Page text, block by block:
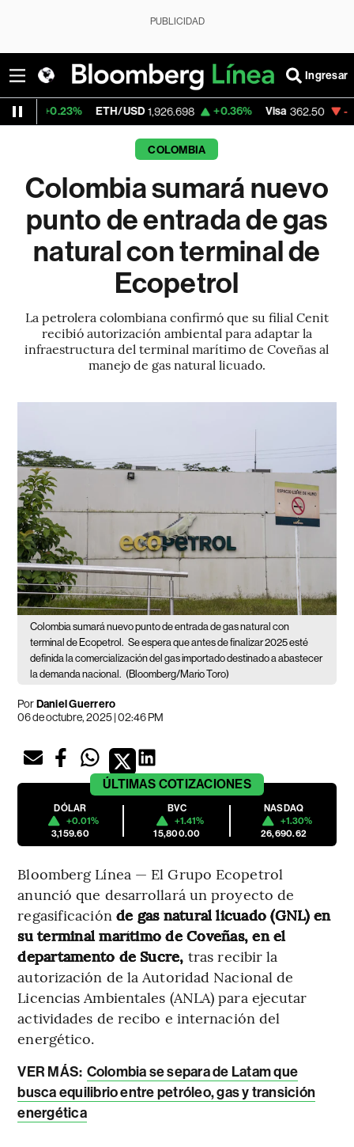
PUBLICIDAD
Ingresar
ETH/USD 1,926.698 +0.36% Visa 362.50 -2.15%
COLOMBIA
Colombia sumará nuevo
punto de entrada de gas
natural con terminal de
Ecopetrol
La petrolera colombiana confirmó que su filial Cenit
recibió autorización ambiental para adaptar la
infraestructura del terminal marítimo de Coveñas al
manejo de gas natural licuado.
Colombia sumará nuevo punto de entrada de gas natural con
terminal de Ecopetrol. Se espera que antes de finalizar 2025 esté
definida la comercialización del gas importado destinado a abastecer
la demanda nacional. (Bloomberg/Mario Toro)
PorDaniel Guerrero
06 de octubre, 2025 | 02:46 PM
ÚLTIMAS COTIZACIONES
DÓLAR
+0.01%
3,159.60
BVC
+1.41%
15,800.00
NASDAQ
+1.30%
26,690.62
Bloomberg Línea — El Grupo Ecopetrol
anunció que desarrollará un proyecto de
regasificación de gas natural licuado (GNL) en
su terminal marítimo de Coveñas, en el
departamento de Sucre, tras recibir la
autorización de la Autoridad Nacional de
Licencias Ambientales (ANLA) para ejecutar
actividades de recibo e internación del
energético.
VER MÁS: Colombia se separa de Latam que
busca equilibrio entre petróleo, gas y transición
energética